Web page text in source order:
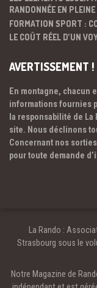
RANDONNÉE EN
FORMATION SPORT :
LE COÛT RÉEL D’UN
AVERTISSEMENT !
En montagne, chacun
informations fournies
la responsabilité de
site. Nous déclinons
Concernant nos
pour toute demande
La Rando :
Strasbourg sous le
Notre Magazine de